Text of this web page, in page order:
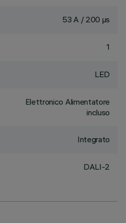
53 A / 200 µs
1
LED
Elettronico Alimentatore
incluso
Integrato
DALI-2